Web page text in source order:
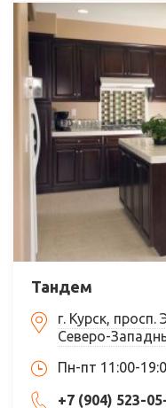
Тандем
г. Курск,
Северо-
Пн-пт 11:00-
+7 (904) 523-